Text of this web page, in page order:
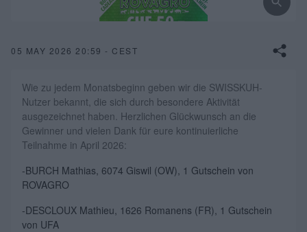
05 MAY 2026 20:59 - CEST
Wie zu jedem Monatsbeginn geben wir die SWISSKUH-
Nutzer bekannt, die sich durch besondere Aktivität
ausgezeichnet haben. Herzlichen Glückwunsch an die
Gewinner und vielen Dank für eure kontinuierliche
Teilnahme in April 2026:
-BURCH Mathias, 6074 Giswil (OW), 1 Gutschein von
ROVAGRO
-DESCLOUX Mathieu, 1626 Romanens (FR), 1 Gutschein
von UFA